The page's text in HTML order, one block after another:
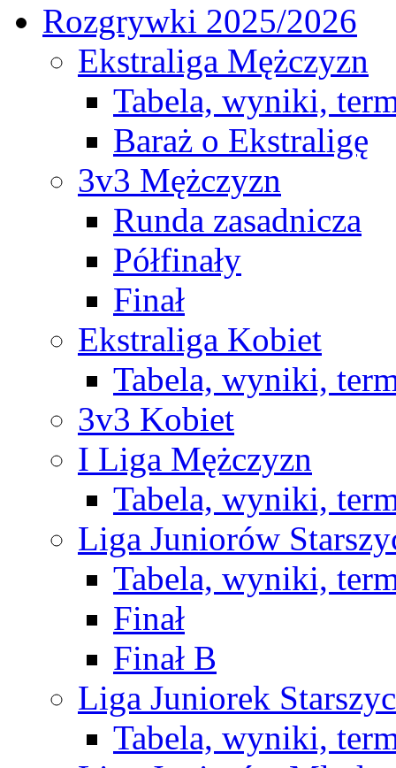
Rozgrywki 2025/2026
Ekstraliga Mężczyzn
Tabela, wyniki,
Baraż o Ekstraligę
3v3 Mężczyzn
Runda zasadnicza
Półfinały
Finał
Ekstraliga Kobiet
Tabela, wyniki,
3v3 Kobiet
I Liga Mężczyzn
Tabela, wyniki,
Liga Juniorów
Tabela, wyniki,
Finał
Finał B
Liga Juniorek
Tabela, wyniki,